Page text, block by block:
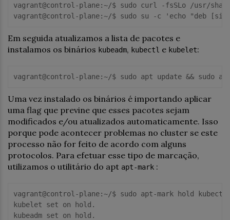
vagrant@control -plane:~/$ sudo curl -fsSLo /usr/
vagrant@control -plane:~/$ sudo su -c 'echo "deb
Em seguida atualizamos a lista de pacotes e
instalamos os binários kubeadm, kubectl e kubelet:
vagrant@control-plane:~/$ sudo apt update && sudo
Uma vez instalado os binários é importando aplicar
uma flag que previne que esses pacotes sejam
modificados e/ou atualizados automaticamente. Isso
porque pode acontecer problemas no cluster se este
processo não for feito de acordo com alguns
protocolos. Para efetuar esse tipo de marcação,
utilizamos o utilitário do apt apt-mark :
vagrant@control-plane:~/$ sudo apt-mark hold kubectl
kubelet set on hold.
kubeadm set on hold.